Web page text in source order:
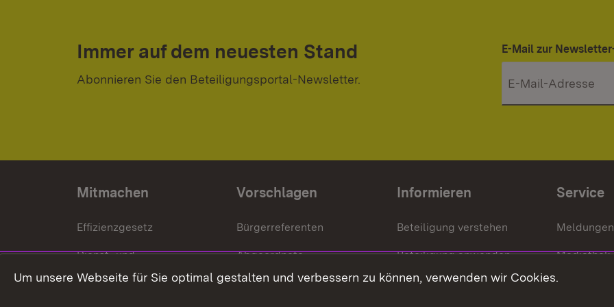
Immer auf dem neuesten Stand
Abonnieren Sie den Beteiligungsportal-Newsletter.
E-Mail zur
Mitmachen
Effizienzgesetz
Dienst- und
Versorgungsbezüge
Vorschlagen
Bürgerreferenten
Abgeordnete
Bürgerbeauftragte
Informieren
Beteiligung verstehen
Beteiligung anwenden
Beteiligung stärken
Service
Meldungen
Mediathek
Um unsere Webseite für Sie optimal gestalten und verbessern zu können, verwenden wir Cookies.